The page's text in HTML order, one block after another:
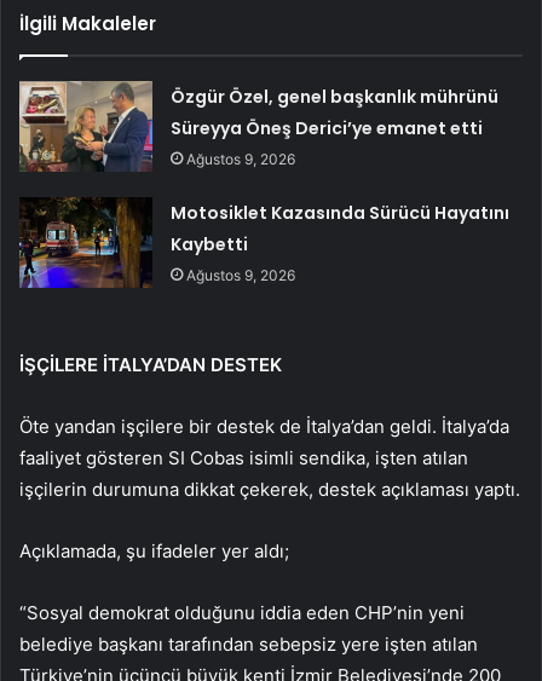
İlgili Makaleler
Özgür Özel, genel başkanlık mührünü
Süreyya Öneş Derici’ye emanet etti
Ağustos 9, 2026
Motosiklet Kazasında Sürücü Hayatını
Kaybetti
Ağustos 9, 2026
İŞÇİLERE İTALYA’DAN DESTEK
Öte yandan işçilere bir destek de İtalya’dan geldi. İtalya’da
faaliyet gösteren SI Cobas isimli sendika, işten atılan
işçilerin durumuna dikkat çekerek, destek açıklaması yaptı.
Açıklamada, şu ifadeler yer aldı;
“Sosyal demokrat olduğunu iddia eden CHP’nin yeni
belediye başkanı tarafından sebepsiz yere işten atılan
Türkiye’nin üçüncü büyük kenti İzmir Belediyesi’nde 200